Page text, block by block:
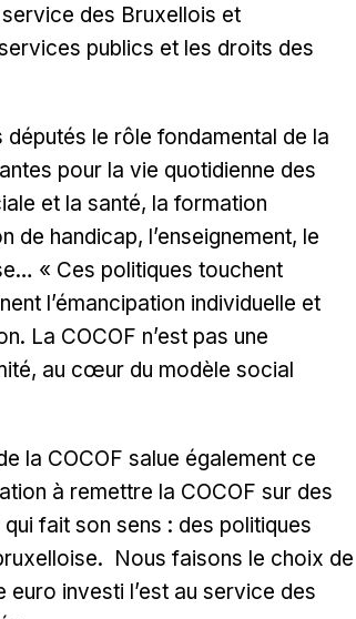
des Bruxellois et
publics et les droits des
le rôle fondamental de la
pour la vie quotidienne des
et la santé, la formation
de handicap, l’enseignement, le
« Ces politiques touchent
l’émancipation individuelle et
La COCOF n’est pas une
au cœur du modèle social
la COCOF salue également ce
à remettre la COCOF sur des
fait son sens : des politiques
Nous faisons le choix de
investi l’est au service des